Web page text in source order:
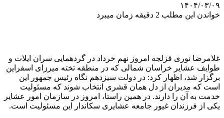
۱۴۰۴/۰۳/۰۹
خواندن این مطلب 2 دقیقه زمان میبرد
غلامرضا نوری قزلجه امروز نهم خرداد در گردهمایی سران ایلات و
طوایف عشایر خراسان شمالی که در منطقه تخته میرزای اسفراین
برگزار شد، اظهار کرد: در دولت سیزدهم نگاه رئیس‌ جمهور این
است که مدیران از دل همان قشری انتخاب شوند که مسئولیت
خدمت به آن را دارند. در همین راستا، امروز در سازمان امور عشایر
یکی از فرزندان غیور جامعه عشایری سکاندار این مسئولیت است.